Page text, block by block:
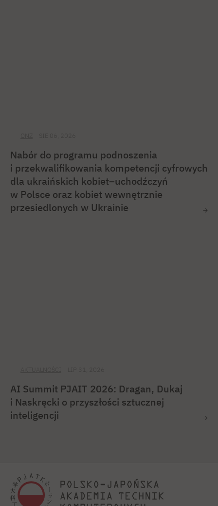
Nabór do programu podnoszenia
i przekwalifikowania kompetencji cyfrowych
dla ukraińskich kobiet–uchodźczyń
w Polsce oraz kobiet wewnętrznie
przesiedlonych w Ukrainie
AI Summit PJAIT 2026: Dragan, Dukaj
i Naskręcki o przyszłości sztucznej
inteligencji